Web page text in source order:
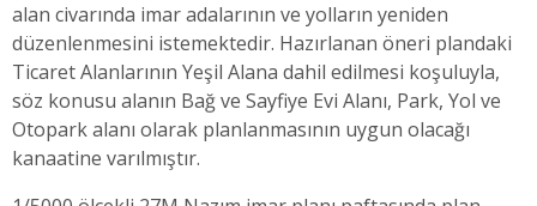
alan civarında imar adalarının ve yolların yeniden
düzenlenmesini istemektedir. Hazırlanan öneri plandaki
Ticaret Alanlarının Yeşil Alana dahil edilmesi koşuluyla,
söz konusu alanın Bağ ve Sayfiye Evi Alanı, Park, Yol ve
Otopark alanı olarak planlanmasının uygun olacağı
kanaatine varılmıştır.